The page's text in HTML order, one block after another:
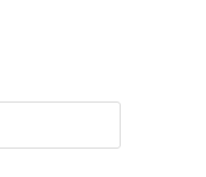
клавишу